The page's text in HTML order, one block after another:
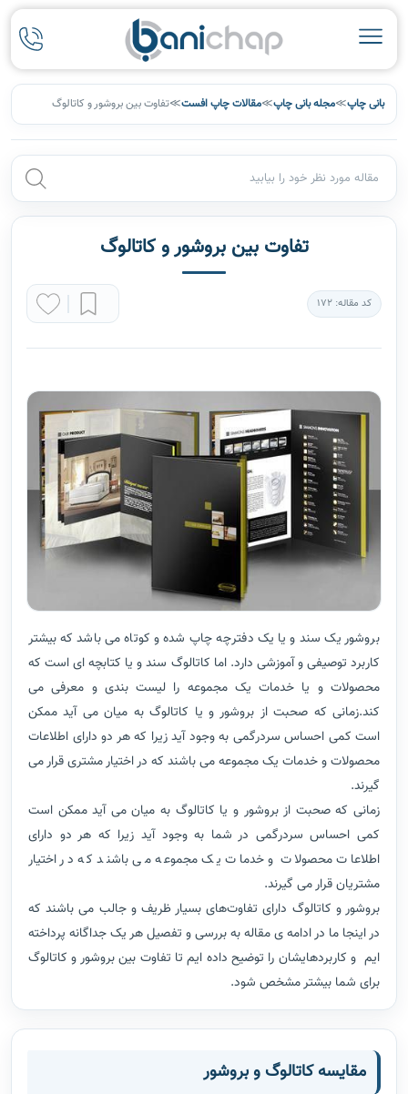
بانی چاپ≫مجله بانی چاپ≫مقالات چاپ افست≫تفاوت بین بروشور و کاتالوگ
تفاوت بین بروشور و کاتالوگ
کد مقاله: 172
بروشور یک سند و یا یک دفترچه چاپ شده و کوتاه می باشد که بیشتر
کاربرد توصیفی و آموزشی دارد. اما کاتالوگ سند و یا کتابچه ای است که
محصولات و یا خدمات یک مجموعه را لیست بندی و معرفی می
کند.زمانی که صحبت از بروشور و یا کاتالوگ به میان می آید ممکن
است کمی احساس سردرگمی به وجود آید زیرا که هر دو دارای اطلاعات
محصولات و خدمات یک مجموعه می باشند که در اختیار مشتری قرار می
گیرند.
زمانی که صحبت از بروشور و یا کاتالوگ به میان می آید ممکن است
کمی احساس سردرگمی در شما به وجود آید زیرا که هر دو دارای
اطلاعات محصولات و خدمات یک مجموعه می باشند که در اختیار
مشتریان قرار می گیرند.
بروشور و کاتالوگ دارای تفاوت‌های بسیار ظریف و جالب می باشند که
در اینجا ما در ادامه ی مقاله به بررسی و تفصیل هر یک جداگانه پرداخته
ایم و کاربردهایشان را توضیح داده ایم تا تفاوت بین بروشور و کاتالوگ
برای شما بیشتر مشخص شود.
مقایسه کاتالوگ و بروشور